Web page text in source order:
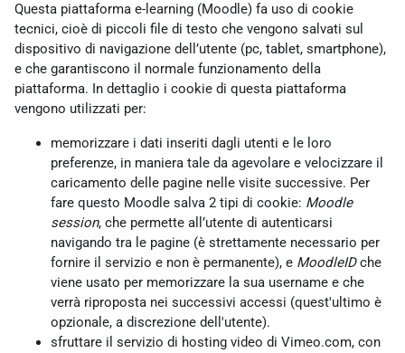
Questa piattaforma e-learning (Moodle) fa uso di cookie
tecnici, cioè di piccoli file di testo che vengono salvati sul
dispositivo di navigazione dell’utente (pc, tablet, smartphone),
e che garantiscono il normale funzionamento della
piattaforma. In dettaglio i cookie di questa piattaforma
vengono utilizzati per:
memorizzare i dati inseriti dagli utenti e le loro
preferenze, in maniera tale da agevolare e velocizzare il
caricamento delle pagine nelle visite successive. Per
fare questo Moodle salva 2 tipi di cookie: Moodle
session, che permette all’utente di autenticarsi
navigando tra le pagine (è strettamente necessario per
fornire il servizio e non è permanente), e MoodleIDche
viene usato per memorizzare la sua username e che
verrà riproposta nei successivi accessi (quest'ultimo è
opzionale, a discrezione dell'utente).
sfruttare il servizio di hosting video di Vimeo.com, con